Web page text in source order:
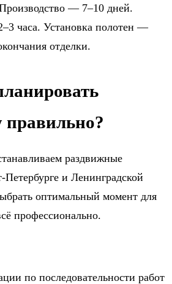
— 7–10 дней.
часа. Установка полотен —
отделки.
правильно?
раздвижные
Петербурге и Ленинградской
оптимальный момент для
профессионально.
по последовательности работ